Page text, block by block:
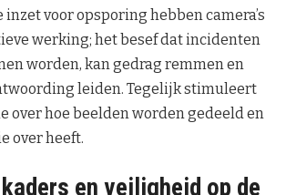
voor opsporing hebben camera’s
werking; het besef dat incidenten
worden, kan gedrag remmen en
leiden. Tegelijk stimuleert
over hoe beelden worden gedeeld en
over heeft.
en veiligheid op de